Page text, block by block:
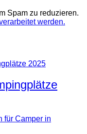
Spam zu reduzieren.
werden.